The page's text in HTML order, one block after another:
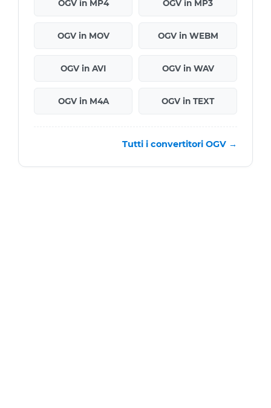
OGV in MP4 OGV in MP3
OGV in MOV OGV in WEBM
OGV in AVI OGV in WAV
OGV in M4A OGV in TEXT
Tutti i convertitori OGV →